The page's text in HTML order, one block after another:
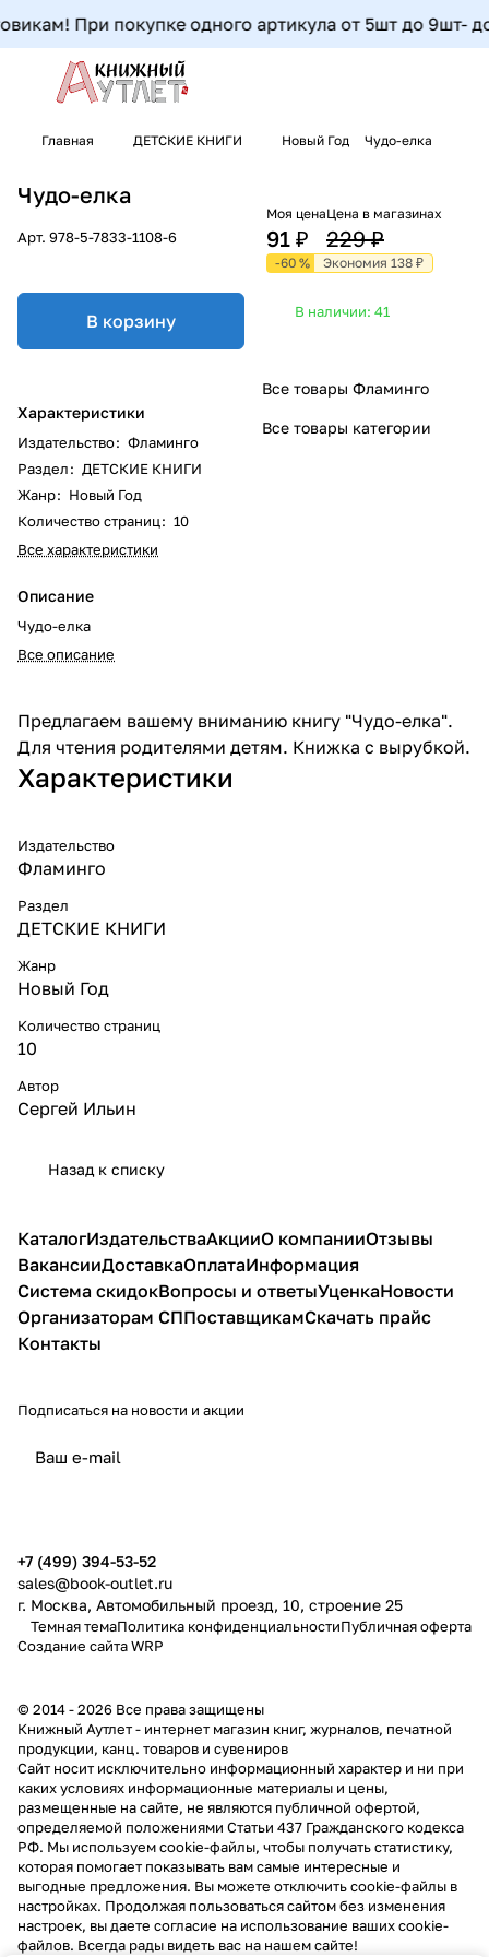
При покупке одного артикула от 5шт до 9шт-
Главная ДЕТСКИЕ КНИГИ Новый Год Чудо-елка
Чудо-елка
Арт. 978-5-7833-1108-6
В корзину
Характеристики
Издательство: Фламинго
Раздел: ДЕТСКИЕ КНИГИ
Жанр: Новый Год
Количество страниц: 10
Все характеристики
Описание
Чудо-елка
Все описание
Моя цена
91 ₽
Цена в магазинах
229 ₽
-60 % Экономия 138 ₽
В наличии: 41
Все товары Фламинго
Все товары категории
Предлагаем вашему вниманию книгу "Чудо-елка".
Для чтения родителями детям. Книжка с вырубкой.
Характеристики
Издательство
Фламинго
Раздел
ДЕТСКИЕ КНИГИ
Жанр
Новый Год
Количество страниц
10
Автор
Сергей Ильин
Назад к списку
КаталогИздательстваАкцииО компанииОтзывы
ВакансииДоставкаОплатаИнформация
Система скидокВопросы и ответыУценкаНовости
Организаторам СППоставщикамСкачать прайс
Контакты
Подписаться на новости и акции
+7 (499) 394-53-52
sales@book-outlet.ru
г. Москва, Автомобильный проезд, 10, строение 25
Темная темаПолитика конфиденциальностиПубличная оферта
Создание сайтаWRP
© 2014 - 2026 Все права защищены
Книжный Аутлет - интернет магазин книг, журналов, печатной
продукции, канц. товаров и сувениров
Cайт носит исключительно информационный характер и ни при
каких условиях информационные материалы и цены,
размещенные на сайте, не являются публичной офертой,
определяемой положениями Статьи 437 Гражданского кодекса
РФ. Мы используем cookie-файлы, чтобы получать статистику,
которая помогает показывать вам самые интересные и
выгодные предложения. Вы можете отключить cookie-файлы в
настройках. Продолжая пользоваться сайтом без изменения
настроек, вы даете согласие на использование ваших cookie-
файлов. Всегда рады видеть вас на нашем сайте!